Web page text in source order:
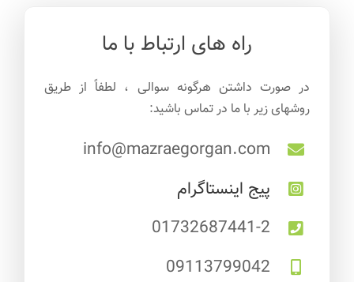
راه های ارتباط با ما
در صورت داشتن هرگونه سوالی ، لطفاً از طریق
روشهای زیر با ما در تماس باشید:
info@mazraegorgan.com
پیج اینستاگرام
01732687441-2
09113799042